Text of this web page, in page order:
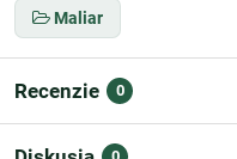
Maliar
Recenzie 0